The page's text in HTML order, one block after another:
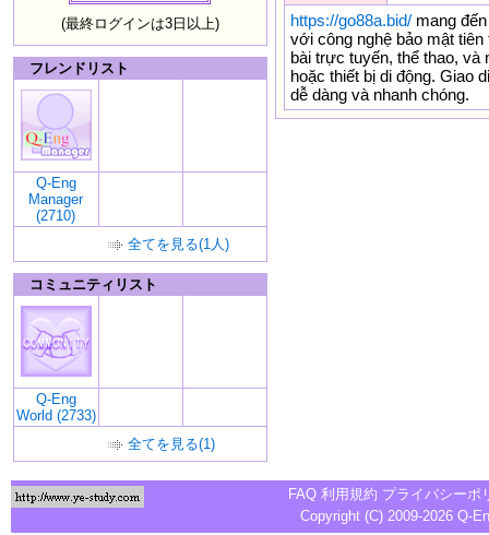
(最終ログインは3日以上)
フレンドリスト
Q-Eng
Manager
(2710)
全てを見る(1人)
コミュニティリスト
Q-Eng
World (2733)
全てを見る(1)
https://go88a.bid/mang đến
với công nghệ bảo mật
bài trực tuyến, thể thao, và
hoặc thiết bị di động. Giao
dễ dàng và nhanh chóng.
FAQ 利用規約 プライバシーポ
Copyright (C) 2009-2026 Q-